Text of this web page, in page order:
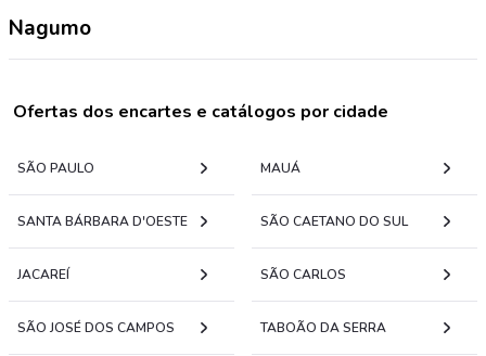
Nagumo
Ofertas dos encartes e catálogos por cidade
SÃO PAULO MAUÁ
SANTA BÁRBARA D'OESTE SÃO CAETANO DO SUL
JACAREÍ SÃO CARLOS
SÃO JOSÉ DOS CAMPOS TABOÃO DA SERRA